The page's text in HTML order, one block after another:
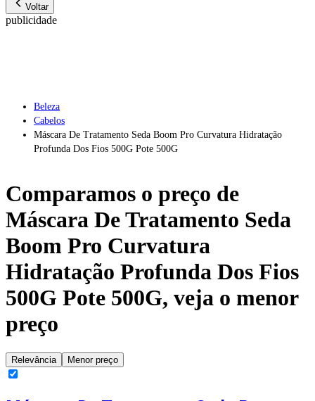
Voltar
publicidade
Beleza
Cabelos
Máscara De Tratamento Seda Boom Pro Curvatura Hidratação
Profunda Dos Fios 500G Pote 500G
Comparamos o preço de
Máscara De Tratamento Seda
Boom Pro Curvatura
Hidratação Profunda Dos Fios
500G Pote 500G, veja o menor
preço
Relevância Menor preço